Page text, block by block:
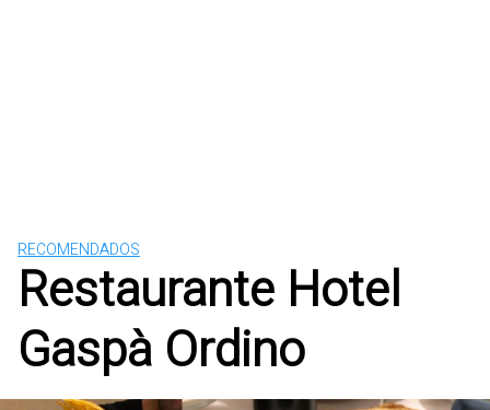
RECOMENDADOS
Restaurante Hotel
Gaspà Ordino